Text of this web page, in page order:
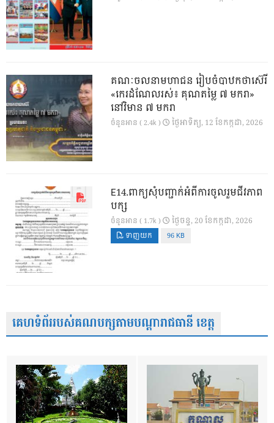
គណៈចលនាមហាជន រៀបចំបាឋកថាស៊េរី
«កេរដំណែលរស់៖ គុណតម្លៃ ៧ មករា»
នៅវិមាន ៧ មករា
ចំនួនអាន ( 2.4k ) ថ្ងៃ​អាទិត្យ, 12 ខែ​កក្កដា, 2026
E14.ពាក្យសុំបញ្ជាក់អំពីការចូលរួមជីវភាព
បក្ស
ចំនួនអាន ( 1.7k ) ថ្ងៃ​ចន្ទ, 20 ខែ​កក្កដា, 2026
ទាញយក 96 KB
គេហទំព័ររបស់គណបក្សតាមបណ្តារាជធានី ខេត្ត